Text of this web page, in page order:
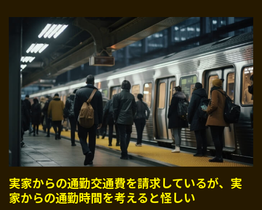
実家からの通勤交通費を請求しているが、実
家からの通勤時間を考えると怪しい